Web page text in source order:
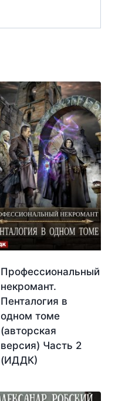
Профессиональный
некромант.
Пенталогия в
одном томе
(авторская
версия) Часть 2
(ИДДК)